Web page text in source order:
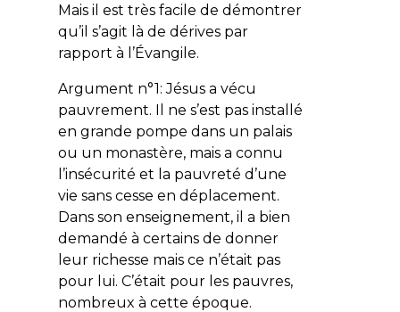
Mais il est très facile de démontrer
qu’il s’agit là de dérives par
rapport à l’Évangile.
Argument n°1: Jésus a vécu
pauvrement. Il ne s’est pas installé
en grande pompe dans un palais
ou un monastère, mais a connu
l’insécurité et la pauvreté d’une
vie sans cesse en déplacement.
Dans son enseignement, il a bien
demandé à certains de donner
leur richesse mais ce n’était pas
pour lui. C’était pour les pauvres,
nombreux à cette époque.